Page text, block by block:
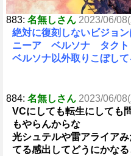
883: 名無しさん 2023/06/
絶対に復刻しないビジョ
ニーア ベルソナ タク
ベルソナ以外取りこぼし
884: 名無しさん 2023/06/
VCにしても転生にしても
もやらんからな
光シュテルや雷アライア
てる感出してどうにかな